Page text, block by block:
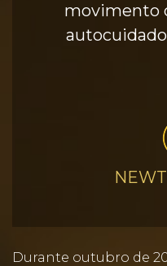
movimento
Durante outubro de